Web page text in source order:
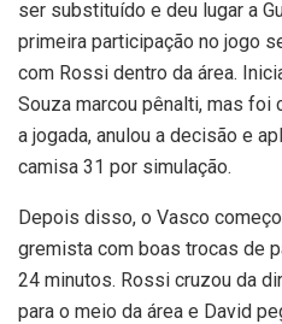
ser substituído e deu lugar a
primeira participação no jogo
com Rossi dentro da área.
Souza marcou pênalti, mas foi
a jogada, anulou a decisão e
camisa 31 por simulação.
Depois disso, o Vasco
gremista com boas trocas de
24 minutos. Rossi cruzou da
para o meio da área e David